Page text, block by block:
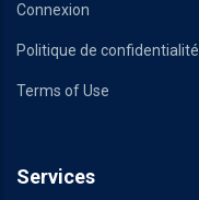
Connexion
Politique de confidentialité
Terms of Use
Services